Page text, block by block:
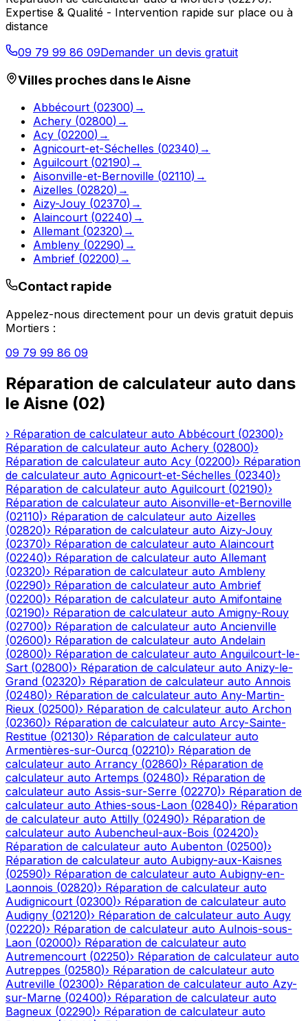
Expertise & Qualité - Intervention rapide sur place ou à
distance
09 79 99 86 09Demander un devis gratuit
Villes proches dans leAisne
Abbécourt (02300) →
Achery (02800) →
Acy (02200) →
Agnicourt-et-Séchelles (02340) →
Aguilcourt (02190) →
Aisonville-et-Bernoville (02110) →
Aizelles (02820) →
Aizy-Jouy (02370) →
Alaincourt (02240) →
Allemant (02320) →
Ambleny (02290) →
Ambrief (02200) →
Contact rapide
Appelez-nous directement pour un devis gratuit depuis
Mortiers :
09 79 99 86 09
Réparation de calculateur auto dans
le Aisne (02)
› Réparation de calculateur auto Abbécourt (02300)›
Réparation de calculateur auto Achery (02800)›
Réparation de calculateur auto Acy (02200)› Réparation
de calculateur auto Agnicourt-et-Séchelles (02340)›
Réparation de calculateur auto Aguilcourt (02190)›
Réparation de calculateur auto Aisonville-et-Bernoville
(02110)› Réparation de calculateur auto Aizelles
(02820)› Réparation de calculateur auto Aizy-Jouy
(02370)› Réparation de calculateur auto Alaincourt
(02240)› Réparation de calculateur auto Allemant
(02320)› Réparation de calculateur auto Ambleny
(02290)› Réparation de calculateur auto Ambrief
(02200)› Réparation de calculateur auto Amifontaine
(02190)› Réparation de calculateur auto Amigny-Rouy
(02700)› Réparation de calculateur auto Ancienville
(02600)› Réparation de calculateur auto Andelain
(02800)› Réparation de calculateur auto Anguilcourt-le-
Sart (02800)› Réparation de calculateur auto Anizy-le-
Grand (02320)› Réparation de calculateur auto Annois
(02480)› Réparation de calculateur auto Any-Martin-
Rieux (02500)› Réparation de calculateur auto Archon
(02360)› Réparation de calculateur auto Arcy-Sainte-
Restitue (02130)› Réparation de calculateur auto
Armentières-sur-Ourcq (02210)› Réparation de
calculateur auto Arrancy (02860)› Réparation de
calculateur auto Artemps (02480)› Réparation de
calculateur auto Assis-sur-Serre (02270)› Réparation de
calculateur auto Athies-sous-Laon (02840)› Réparation
de calculateur auto Attilly (02490)› Réparation de
calculateur auto Aubencheul-aux-Bois (02420)›
Réparation de calculateur auto Aubenton (02500)›
Réparation de calculateur auto Aubigny-aux-Kaisnes
(02590)› Réparation de calculateur auto Aubigny-en-
Laonnois (02820)› Réparation de calculateur auto
Audignicourt (02300)› Réparation de calculateur auto
Audigny (02120)› Réparation de calculateur auto Augy
(02220)› Réparation de calculateur auto Aulnois-sous-
Laon (02000)› Réparation de calculateur auto
Autremencourt (02250)› Réparation de calculateur auto
Autreppes (02580)› Réparation de calculateur auto
Autreville (02300)› Réparation de calculateur auto Azy-
sur-Marne (02400)› Réparation de calculateur auto
Bagneux (02290)› Réparation de calculateur auto